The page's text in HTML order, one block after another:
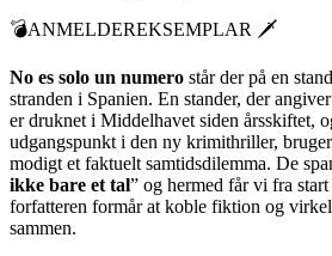
💣ANMELDEREKSEMPLAR 🗡
No es solo un numero står der på en
stranden i Spanien. En stander, der
er druknet i Middelhavet siden årsskiftet,
udgangspunkt i den ny krimithriller,
modigt et faktuelt samtidsdilemma. De
ikke bare et tal” og hermed får vi fra
forfatteren formår at koble fiktion og
sammen.